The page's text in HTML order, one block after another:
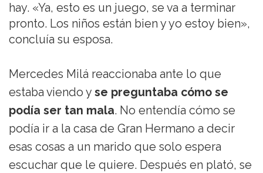
hay. «Ya, esto es un juego, se va a terminar
pronto. Los niños están bien y yo estoy bien»,
concluía su esposa.
Mercedes Milá reaccionaba ante lo que
estaba viendo y se preguntaba cómo se
podía ser tan mala. No entendía cómo se
podía ir a la casa de Gran Hermano a decir
esas cosas a un marido que solo espera
escuchar que le quiere. Después en plató, se